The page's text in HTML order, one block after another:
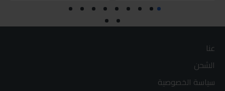
عنا
الشحن
سياسة الخصوصية